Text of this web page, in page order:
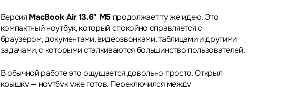
ВерсияMacBook Air 13.6" M5 продолжает ту же идею. Это
компактный ноутбук, который спокойно справляется с
браузером, документами, видеозвонками, таблицами и другими
задачами, с которыми сталкиваются большинство пользователей.
В обычной работе это ощущается довольно просто. Открыл
крышку — ноутбук уже готов. Переключился между